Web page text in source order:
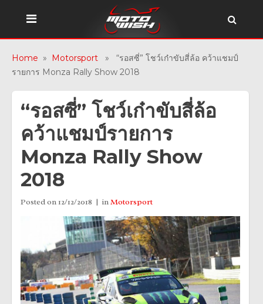
Home » Motorsport » “รอสซี่” โชว์เก๋าขับสี่ล้อ คว้าแชมป์
รายการ Monza Rally Show 2018
“รอสซี่” โชว์เก๋าขับสี่ล้อ
คว้าแชมป์รายการ
Monza Rally Show
2018
Posted on12/12/2018 inMotorsport